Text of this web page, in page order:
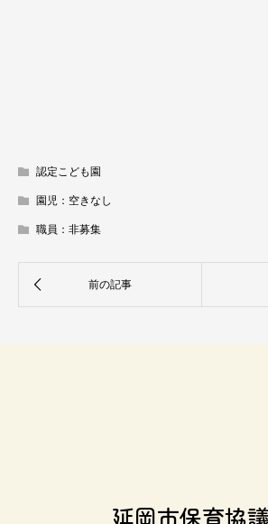
認定こども園
園児：空きなし
職員：非募集
延岡市保育協